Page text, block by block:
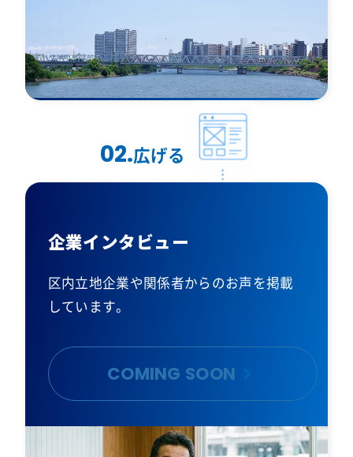
02.広げる
企業インタビュー
区内立地企業や関係者からのお声を掲載
しています。
COMING SOON